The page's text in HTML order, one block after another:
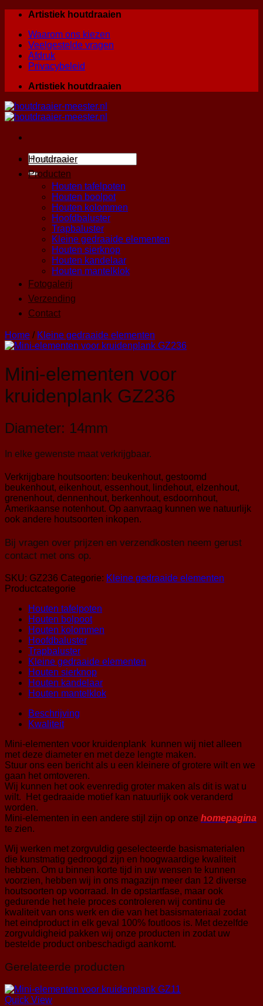
Skip
content
Artistiek houtdraaien
Waarom ons kiezen
Veelgestelde vragen
Afdruk
Privacybeleid
Artistiek houtdraaien
Zoeken
naar:
Houtdraaier
Producten
Houten tafelpoten
Houten boolpot
Houten kolommen
Hoofdbaluster
Trapbaluster
Kleine gedraaide elementen
Houten sierknop
Houten kandelaar
Houten mantelklok
Fotogalerij
Verzending
Contact
Home / Kleine gedraaide elementen
Mini-elementen voor
kruidenplank GZ236
Diameter: 14mm
In elke gewenste maat verkrijgbaar.
Verkrijgbare houtsoorten: beukenhout, gestoomd
beukenhout, eikenhout, essenhout, lindehout, elzenhout,
grenenhout, dennenhout, berkenhout, esdoornhout,
Amerikaanse notenhout. Op aanvraag kunnen we natuurlijk
ook andere houtsoorten inkopen.
Bij vragen over prijzen en verzendkosten neem gerust
contact met ons op.
SKU: GZ236 Categorie: Kleine gedraaide elementen
Productcategorie
Houten tafelpoten
Houten bolpoot
Houten kolommen
Hoofdbaluster
Trapbaluster
Kleine gedraaide elementen
Houten sierknop
Houten kandelaar
Houten mantelklok
Beschrijving
Kwaliteit
Mini-elementen voor kruidenplank kunnen wij niet alleen
met deze diameter en met deze lengte maken.
Stuur ons een bericht als u een kleinere of grotere wilt en we
gaan het omtoveren.
Wij kunnen het ook evenredig groter maken als dit is wat u
wilt. Het gedraaide motief kan natuurlijk ook veranderd
worden.
Mini-elementen in een andere stijl zijn op onze homepagina
te zien.
Wij werken met zorgvuldig geselecteerde basismaterialen
die kunstmatig gedroogd zijn en hoogwaardige kwaliteit
hebben. Om u binnen korte tijd in uw wensen te kunnen
voorzien, hebben wij in ons magazijn meer dan 12 diverse
houtsoorten op voorraad. In de opstartfase, maar ook
gedurende het hele proces controleren wij continu de
kwaliteit van ons werk en die van het basismateriaal zodat
het eindproduct in elk geval 100% foutloos is. Met dezelfde
zorgvuldigheid pakken wij onze producten in zodat uw
bestelde product onbeschadigd aankomt.
Gerelateerde producten
Quick View